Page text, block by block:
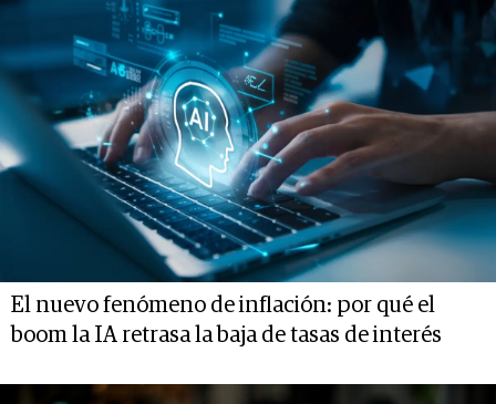
El nuevo fenómeno de inflación: por qué el
boom la IA retrasa la baja de tasas de interés